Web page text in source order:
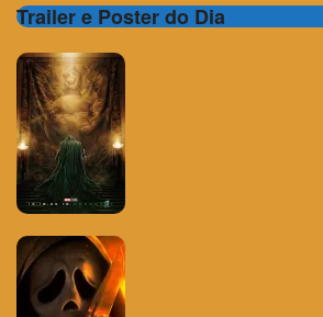
Trailer e Poster do Dia